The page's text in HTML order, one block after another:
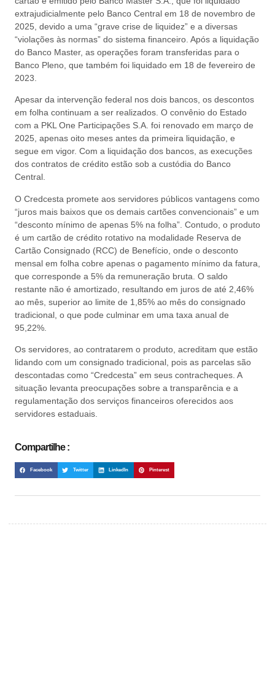
extrajudicialmente pelo Banco Central em 18 de novembro de
2025, devido a uma “grave crise de liquidez” e a diversas
“violações às normas” do sistema financeiro. Após a liquidação
do Banco Master, as operações foram transferidas para o
Banco Pleno, que também foi liquidado em 18 de fevereiro de
2023.
Apesar da intervenção federal nos dois bancos, os descontos
em folha continuam a ser realizados. O convênio do Estado
com a PKL One Participações S.A. foi renovado em março de
2025, apenas oito meses antes da primeira liquidação, e
segue em vigor. Com a liquidação dos bancos, as execuções
dos contratos de crédito estão sob a custódia do Banco
Central.
O Credcesta promete aos servidores públicos vantagens como
“juros mais baixos que os demais cartões convencionais” e um
“desconto mínimo de apenas 5% na folha”. Contudo, o produto
é um cartão de crédito rotativo na modalidade Reserva de
Cartão Consignado (RCC) de Benefício, onde o desconto
mensal em folha cobre apenas o pagamento mínimo da fatura,
que corresponde a 5% da remuneração bruta. O saldo
restante não é amortizado, resultando em juros de até 2,46%
ao mês, superior ao limite de 1,85% ao mês do consignado
tradicional, o que pode culminar em uma taxa anual de
95,22%.
Os servidores, ao contratarem o produto, acreditam que estão
lidando com um consignado tradicional, pois as parcelas são
descontadas como “Credcesta” em seus contracheques. A
situação levanta preocupações sobre a transparência e a
regulamentação dos serviços financeiros oferecidos aos
servidores estaduais.
Compartilhe :
Facebook Twitter LinkedIn Pinterest